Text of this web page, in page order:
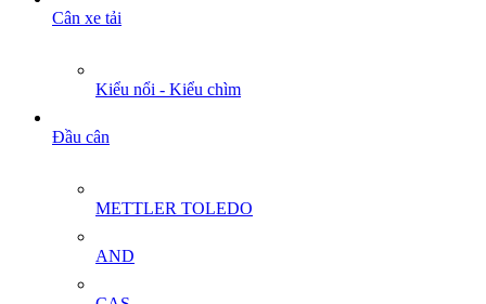
Cân xe tải
Kiểu nổi - Kiểu chìm
Đầu cân
METTLER TOLEDO
AND